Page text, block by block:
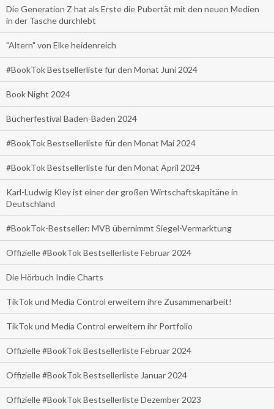
Die Generation Z hat als Erste die Pubertät mit den neuen Medien
in der Tasche durchlebt
"Altern" von Elke heidenreich
#BookTok Bestsellerliste für den Monat Juni 2024
Book Night 2024
Bücherfestival Baden-Baden 2024
#BookTok Bestsellerliste für den Monat Mai 2024
#BookTok Bestsellerliste für den Monat April 2024
Karl-Ludwig Kley ist einer der großen Wirtschaftskapitäne in
Deutschland
#BookTok-Bestseller: MVB übernimmt Siegel-Vermarktung
Offizielle #BookTok Bestsellerliste Februar 2024
Die Hörbuch Indie Charts
TikTok und Media Control erweitern ihre Zusammenarbeit!
TikTok und Media Control erweitern ihr Portfolio
Offizielle #BookTok Bestsellerliste Februar 2024
Offizielle #BookTok Bestsellerliste Januar 2024
Offizielle #BookTok Bestsellerliste Dezember 2023